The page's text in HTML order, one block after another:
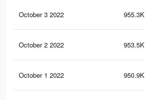
October 3 2022 955.3K
October 2 2022 953.5K
October 1 2022 950.9K